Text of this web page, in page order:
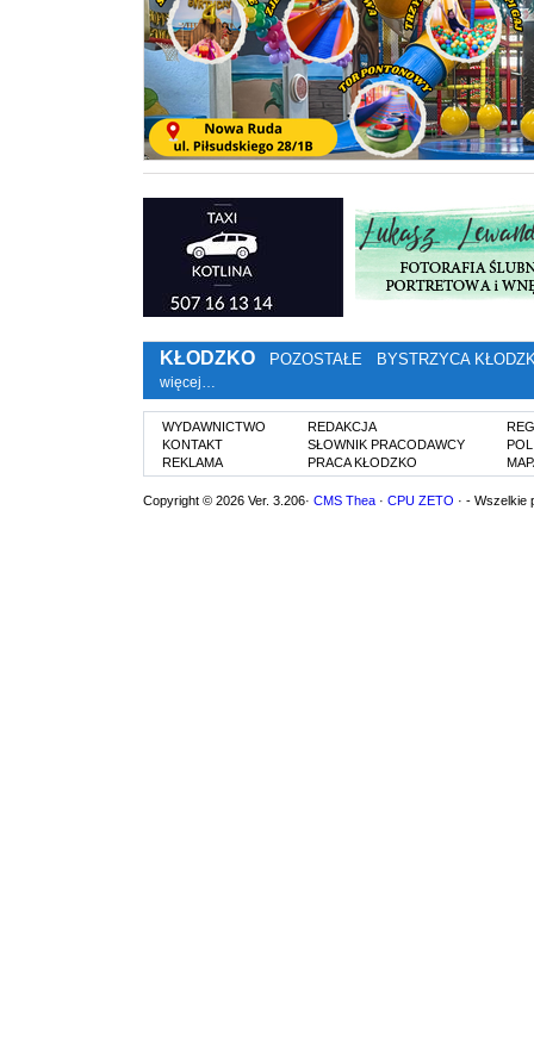
KŁODZKO POZOSTAŁE BYSTRZYCA
więcej…
WYDAWNICTWO
KONTAKT
REKLAMA
REDAKCJA
SŁOWNIK PRACODAWCY
PRACA KŁODZKO
Copyright © 2026 Ver. 3.206· CMS Thea · CPU ZETO · - Wszelkie